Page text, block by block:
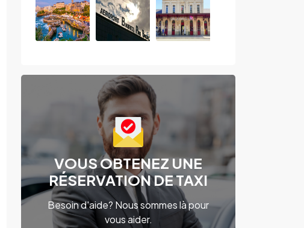
VOUS OBTENEZ UNE
RÉSERVATION DE TAXI
Besoin d'aide? Nous sommes là pour
vous aider.